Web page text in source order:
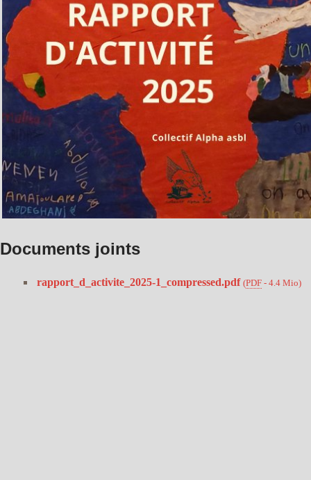
Documents joints
rapport_d_activite_2025-1_compressed.pdf (PDF - 4.4 Mio)